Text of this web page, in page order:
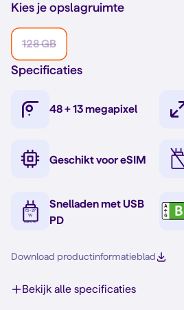
Kies je opslagruimte
128 GB
Specificaties
48 + 13 megapixel
Geschikt voor eSIM
Snelladen met USB
PD
Download productinformatieblad
Bekijk alle specificaties